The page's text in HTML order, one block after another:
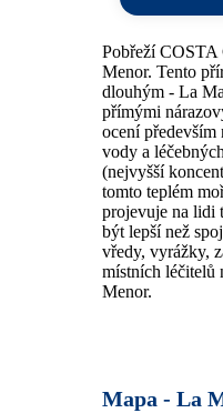
Pobřeží COSTA
Menor. Tento
dlouhým - La
přímými
ocení
vody a
(nejvyšší
tomto teplém
projevuje na lidi
být lepší než
vředy, vyrážky,
místních léčitelů
Menor.
Mapa - La